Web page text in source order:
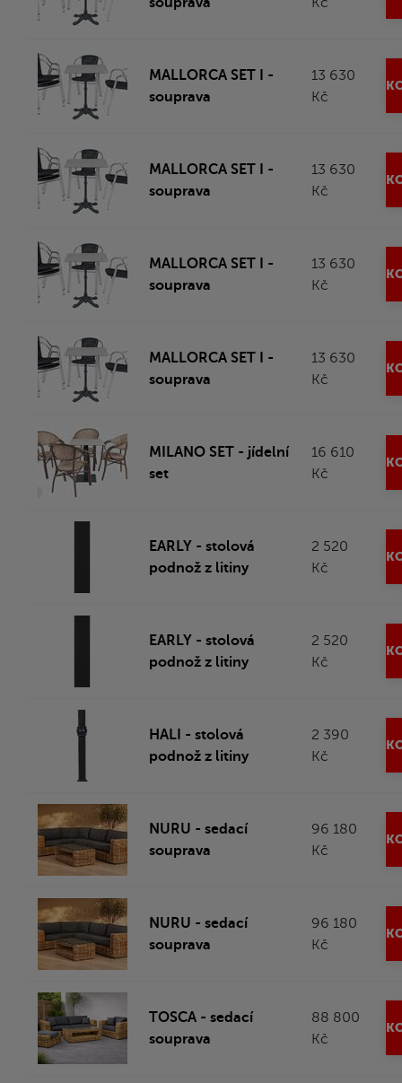
MALLORCA SET I -
souprava
13 630
Kč
MALLORCA SET I -
souprava
13 630
Kč
MALLORCA SET I -
souprava
13 630
Kč
MALLORCA SET I -
souprava
13 630
Kč
MILANO SET - jídelní
set
16 610
Kč
EARLY - stolová
podnož z litiny
2 520
Kč
EARLY - stolová
podnož z litiny
2 520
Kč
HALI - stolová
podnož z litiny
2 390
Kč
NURU - sedací
souprava
96 180
Kč
NURU - sedací
souprava
96 180
Kč
TOSCA - sedací
souprava
88 800
Kč